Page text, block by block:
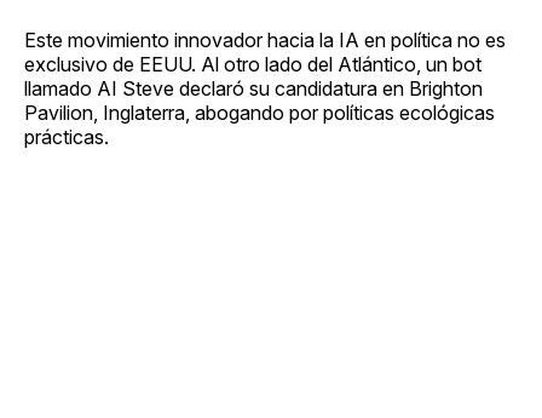
Este movimiento innovador hacia la IA en política no es
exclusivo de EEUU. Al otro lado del Atlántico, un bot
llamado AI Steve declaró su candidatura en Brighton
Pavilion, Inglaterra, abogando por políticas ecológicas
prácticas.